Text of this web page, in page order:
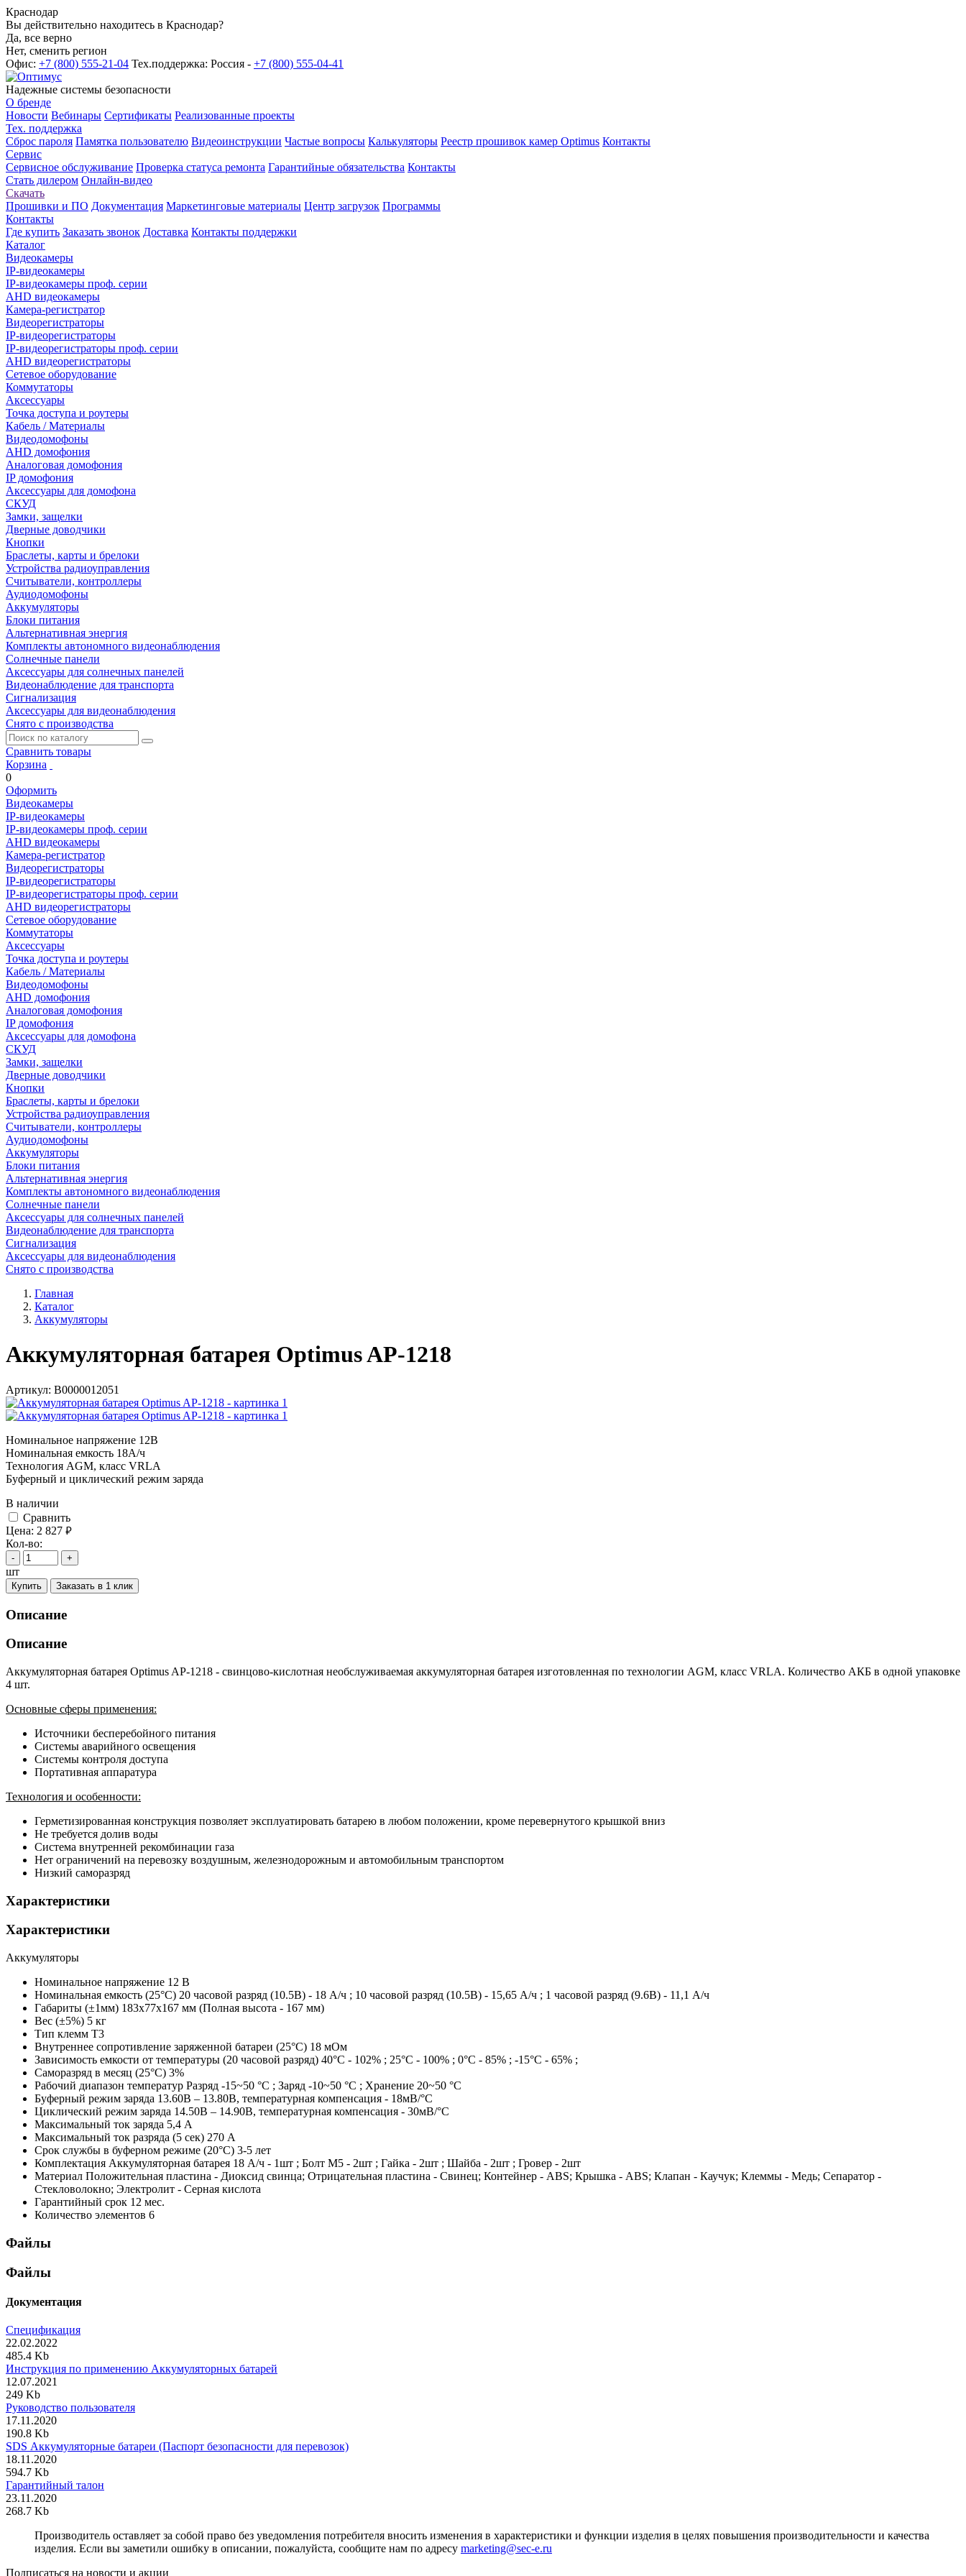
Краснодар
Вы действительно находитесь в Краснодар?
Да, все верно
Нет, сменить регион
Офис: +7 (800) 555-21-04 Тех.поддержка: Россия - +7 (800) 555-04-41
Надежные системы безопасности
О бренде
Новости Вебинары Сертификаты Реализованные проекты
Тех. поддержка
Сброс пароля Памятка пользователю Видеоинструкции Частые вопросы Калькуляторы Реестр прошивок камер Optimus Контакты
Сервис
Сервисное обслуживание Проверка статуса ремонта Гарантийные обязательства Контакты
Стать дилером Онлайн-видео
Скачать
Прошивки и ПО Документация Маркетинговые материалы Центр загрузок Программы
Контакты
Где купить Заказать звонок Доставка Контакты поддержки
Каталог
Видеокамеры
IP-видеокамеры
IP-видеокамеры проф. серии
AHD видеокамеры
Камера-регистратор
Видеорегистраторы
IP-видеорегистраторы
IP-видеорегистраторы проф. серии
AHD видеорегистраторы
Сетевое оборудование
Коммутаторы
Аксессуары
Точка доступа и роутеры
Кабель / Материалы
Видеодомофоны
AHD домофония
Аналоговая домофония
IP домофония
Аксессуары для домофона
СКУД
Замки, защелки
Дверные доводчики
Кнопки
Браслеты, карты и брелоки
Устройства радиоуправления
Считыватели, контроллеры
Аудиодомофоны
Аккумуляторы
Блоки питания
Альтернативная энергия
Комплекты автономного видеонаблюдения
Солнечные панели
Аксессуары для солнечных панелей
Видеонаблюдение для транспорта
Сигнализация
Аксессуары для видеонаблюдения
Снято с производства
Сравнить товары
Корзина
0
Оформить
Видеокамеры
IP-видеокамеры
IP-видеокамеры проф. серии
AHD видеокамеры
Камера-регистратор
Видеорегистраторы
IP-видеорегистраторы
IP-видеорегистраторы проф. серии
AHD видеорегистраторы
Сетевое оборудование
Коммутаторы
Аксессуары
Точка доступа и роутеры
Кабель / Материалы
Видеодомофоны
AHD домофония
Аналоговая домофония
IP домофония
Аксессуары для домофона
СКУД
Замки, защелки
Дверные доводчики
Кнопки
Браслеты, карты и брелоки
Устройства радиоуправления
Считыватели, контроллеры
Аудиодомофоны
Аккумуляторы
Блоки питания
Альтернативная энергия
Комплекты автономного видеонаблюдения
Солнечные панели
Аксессуары для солнечных панелей
Видеонаблюдение для транспорта
Сигнализация
Аксессуары для видеонаблюдения
Снято с производства
Главная
Каталог
Аккумуляторы
Аккумуляторная батарея Optimus AP-1218
Артикул: В0000012051
Номинальное напряжение 12B
Номинальная емкость 18A/ч
Технология AGM, класс VRLA
Буферный и циклический режим заряда
В наличии
Cравнить
Цена: 2 827 руб.
Кол-во:
- +
шт
Купить Заказать в 1 клик
Описание
Описание
Аккумуляторная батарея Optimus AP-1218 - свинцово-кислотная необслуживаемая аккумуляторная батарея изготовленная по технологии AGM, класс VRLA. Количество АКБ в одной упаковке
4 шт.
Основные сферы применения:
Источники бесперебойного питания
Системы аварийного освещения
Системы контроля доступа
Портативная аппаратура
Технология и особенности:
Герметизированная конструкция позволяет эксплуатировать батарею в любом положении, кроме перевернутого крышкой вниз
Не требуется долив воды
Система внутренней рекомбинации газа
Нет ограничений на перевозку воздушным, железнодорожным и автомобильным транспортом
Низкий саморазряд
Характеристики
Характеристики
Аккумуляторы
Номинальное напряжение 12 B
Номинальная емкость (25°С) 20 часовой разряд (10.5В) - 18 А/ч ; 10 часовой разряд (10.5В) - 15,65 А/ч ; 1 часовой разряд (9.6В) - 11,1 А/ч
Габариты (±1мм) 183x77x167 мм (Полная высота - 167 мм)
Вес (±5%) 5 кг
Тип клемм T3
Внутреннее сопротивление заряженной батареи (25°С) 18 мОм
Зависимость емкости от температуры (20 часовой разряд) 40°С - 102% ; 25°С - 100% ; 0°С - 85% ; -15°С - 65% ;
Саморазряд в месяц (25°С) 3%
Рабочий диапазон температур Разряд -15~50 °С ; Заряд -10~50 °С ; Хранение 20~50 °С
Буферный режим заряда 13.60В – 13.80В, температурная компенсация - 18мВ/°С
Циклический режим заряда 14.50В – 14.90В, температурная компенсация - 30мВ/°С
Максимальный ток заряда 5,4 A
Максимальный ток разряда (5 сек) 270 A
Срок службы в буферном режиме (20°С) 3-5 лет
Комплектация Аккумуляторная батарея 18 А/ч - 1шт ; Болт М5 - 2шт ; Гайка - 2шт ; Шайба - 2шт ; Гровер - 2шт
Материал Положительная пластина - Диоксид свинца; Отрицательная пластина - Свинец; Контейнер - ABS; Крышка - ABS; Клапан - Каучук; Клеммы - Медь; Сепаратор -
Стекловолокно; Электролит - Серная кислота
Гарантийный срок 12 мес.
Количество элементов 6
Файлы
Файлы
Документация
Спецификация
22.02.2022
485.4 Kb
Инструкция по применению Аккумуляторных батарей
12.07.2021
249 Kb
Руководство пользователя
17.11.2020
190.8 Kb
SDS Аккумуляторные батареи (Паспорт безопасности для перевозок)
18.11.2020
594.7 Kb
Гарантийный талон
23.11.2020
268.7 Kb
Производитель оставляет за собой право без уведомления потребителя вносить изменения в характеристики и функции изделия в целях повышения производительности и качества
изделия. Если вы заметили ошибку в описании, пожалуйста, сообщите нам по адресу marketing@sec-e.ru
Подписаться на новости и акции